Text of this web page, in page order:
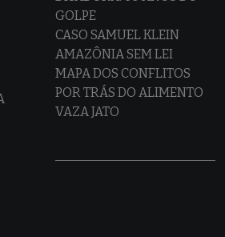
GOLPE
CASO SAMUEL KLEIN
AMAZÔNIA SEM LEI
MAPA DOS CONFLITOS
POR TRÁS DO ALIMENTO
VAZA JATO